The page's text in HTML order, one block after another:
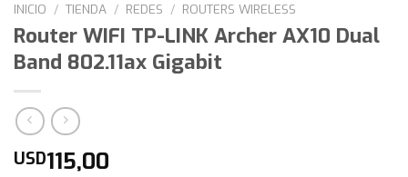
INICIO / TIENDA / REDES / ROUTERS WIRELESS
Router WIFI TP-LINK Archer AX10 Dual
Band 802.11ax Gigabit
USD115,00